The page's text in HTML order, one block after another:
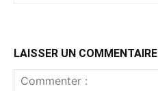
LAISSER UN COMMENTAIRE